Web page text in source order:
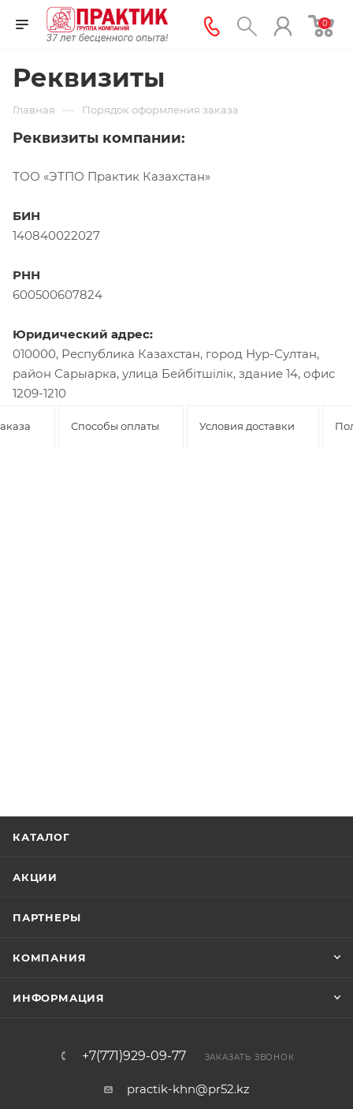
0
Реквизиты
Главная — Порядок оформления заказа
Реквизиты компании:
ТОО «ЭТПО Практик Казахстан»
БИН
140840022027
РНН
600500607824
Юридический адрес:
010000, Республика Казахстан, город Нур-Султан,
район Сарыарка, улица Бейбiтшiлiк, здание 14, офис
1209-1210
Способы оплаты Условия доставки
КАТАЛОГ
АКЦИИ
ПАРТНЕРЫ
КОМПАНИЯ
ИНФОРМАЦИЯ
+7(771)929-09-77 ЗАКАЗАТЬ ЗВОНОК
practik-khn@pr52.kz